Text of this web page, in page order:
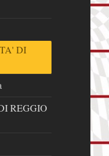
DI
REGGIO